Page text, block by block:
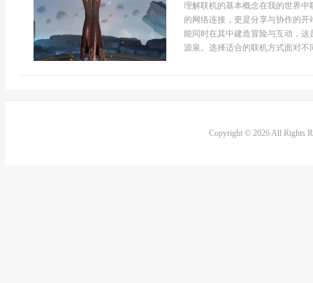
理解联机的基本概念在我的世界
的网络连接，更是分享与协作的
能同时在其中建造冒险与互动，
源泉。选择适合的联机方式面对
Copyright © 2026 All Rights